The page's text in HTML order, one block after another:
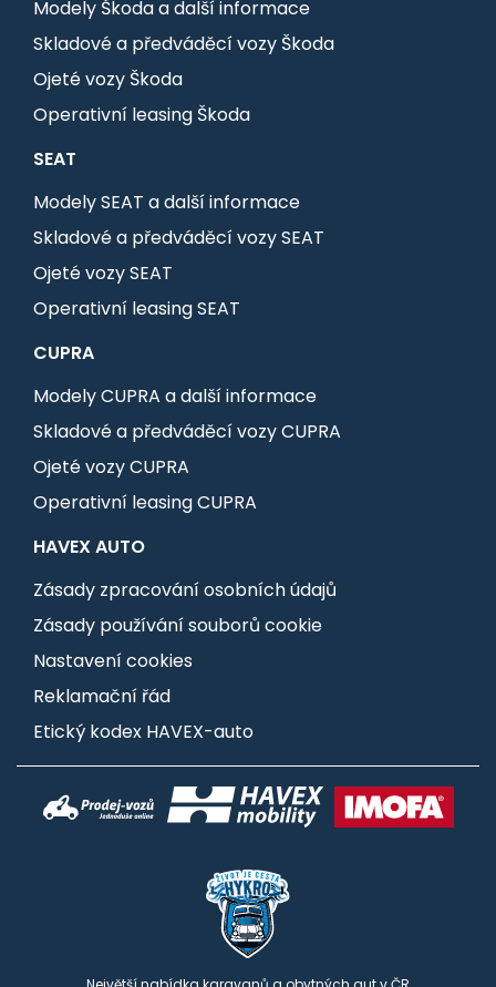
Modely Škoda a další informace
Skladové a předváděcí vozy Škoda
Ojeté vozy Škoda
Operativní leasing Škoda
SEAT
Modely SEAT a další informace
Skladové a předváděcí vozy SEAT
Ojeté vozy SEAT
Operativní leasing SEAT
CUPRA
Modely CUPRA a další informace
Skladové a předváděcí vozy CUPRA
Ojeté vozy CUPRA
Operativní leasing CUPRA
HAVEX AUTO
Zásady zpracování osobních údajů
Zásady používání souborů cookie
Nastavení cookies
Reklamační řád
Etický kodex HAVEX-auto